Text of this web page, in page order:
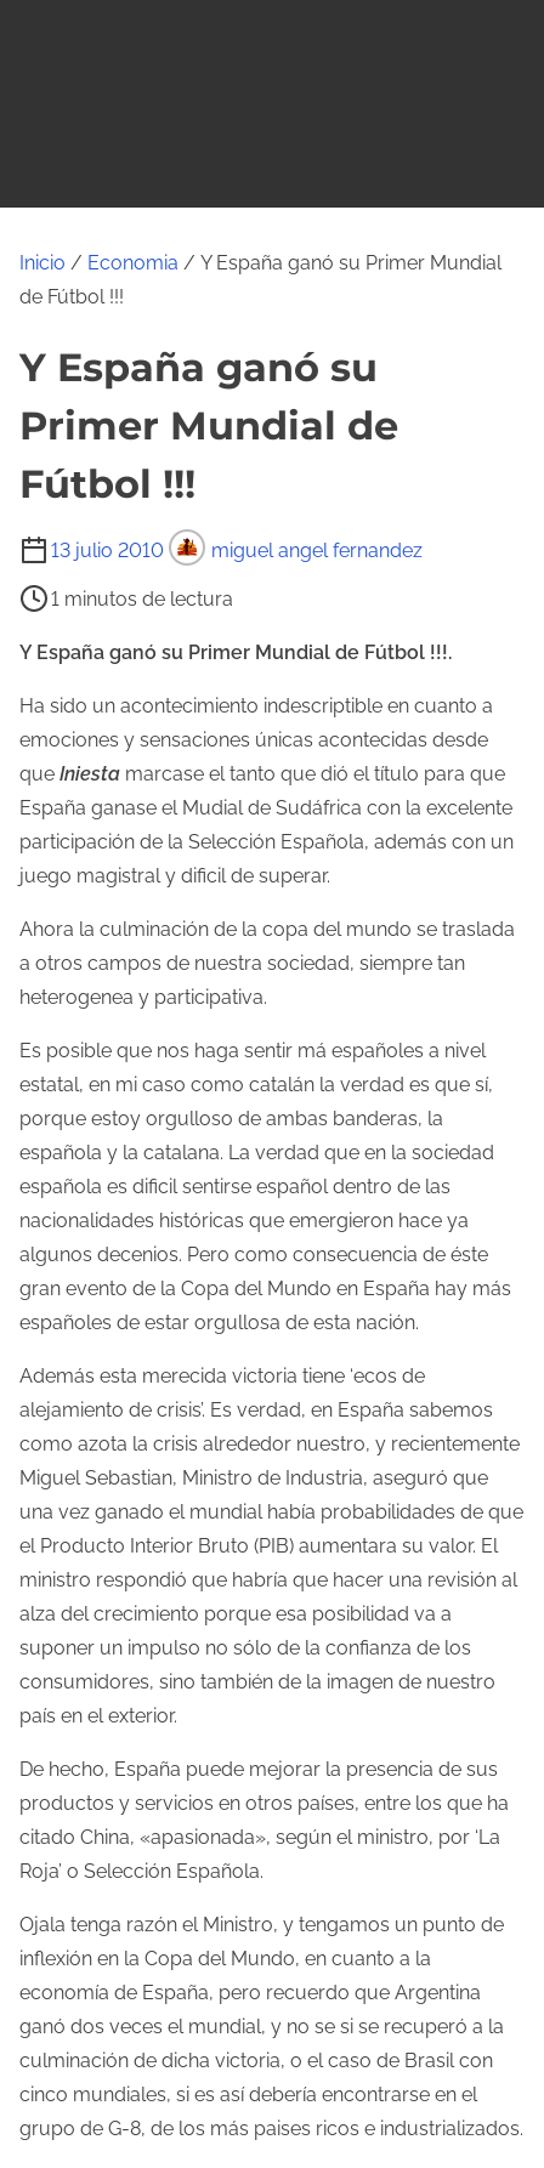
Inicio / Economia / Y España ganó su Primer Mundial
de Fútbol !!!
Y España ganó su
Primer Mundial de
Fútbol !!!
13 julio 2010 miguel angel fernandez
T
e
m
o
d
e
l
e
c
r
d
e
l
a
e
n
t
r
a
1 minutos de lectura
Y España ganó su Primer Mundial de Fútbol !!!.
Ha sido un acontecimiento indescriptible en cuanto a
emociones y sensaciones únicas acontecidas desde
que Iniesta marcase el tanto que dió el título para que
España ganase el Mudial de Sudáfrica con la excelente
participación de la Selección Española, además con un
juego magistral y dificil de superar.
Ahora la culminación de la copa del mundo se traslada
a otros campos de nuestra sociedad, siempre tan
heterogenea y participativa.
Es posible que nos haga sentir má españoles a nivel
estatal, en mi caso como catalán la verdad es que sí,
porque estoy orgulloso de ambas banderas, la
española y la catalana. La verdad que en la sociedad
española es dificil sentirse español dentro de las
nacionalidades históricas que emergieron hace ya
algunos decenios. Pero como consecuencia de éste
gran evento de la Copa del Mundo en España hay más
españoles de estar orgullosa de esta nación.
Además esta merecida victoria tiene ‘ecos de
alejamiento de crisis’. Es verdad, en España sabemos
como azota la crisis alrededor nuestro, y recientemente
Miguel Sebastian, Ministro de Industria, aseguró que
una vez ganado el mundial había probabilidades de que
el Producto Interior Bruto (PIB) aumentara su valor. El
ministro respondió que habría que hacer una revisión al
alza del crecimiento porque esa posibilidad va a
suponer un impulso no sólo de la confianza de los
consumidores, sino también de la imagen de nuestro
país en el exterior.
De hecho, España puede mejorar la presencia de sus
productos y servicios en otros países, entre los que ha
citado China, «apasionada», según el ministro, por ‘La
Roja’ o Selección Española.
Ojala tenga razón el Ministro, y tengamos un punto de
inflexión en la Copa del Mundo, en cuanto a la
economía de España, pero recuerdo que Argentina
ganó dos veces el mundial, y no se si se recuperó a la
culminación de dicha victoria, o el caso de Brasil con
cinco mundiales, si es así debería encontrarse en el
grupo de G-8, de los más paises ricos e industrializados.